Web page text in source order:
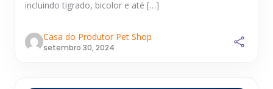
incluindo tigrado, bicolor e até […]
Casa do Produtor Pet Shop
setembro 30, 2024